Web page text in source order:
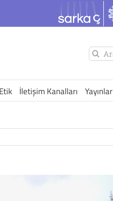
Şunu
Etik İletişim Kanalları Yayınlar